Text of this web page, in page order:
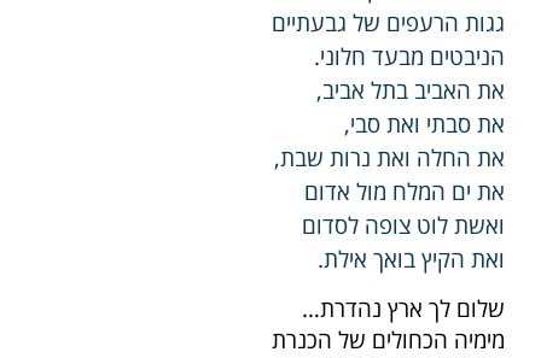
גגות הרעפים של גבעתיים
הניבטים מבעד חלוני.
את האביב בתל אביב,
את סבתי ואת סבי,
את החלה ואת נרות שבת,
את ים המלח מול אדום
ואשת לוט צופה לסדום
ואת הקיץ בואך אילת.
שלום לך ארץ נהדרת…
מימיה הכחולים של הכנרת